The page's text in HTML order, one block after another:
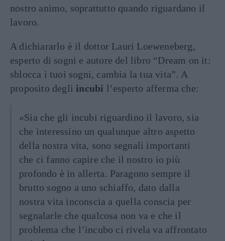
nostro animo, soprattutto quando riguardano il
lavoro.
A dichiararlo è il dottor Lauri Loeweneberg,
esperto di sogni e autore del libro “Dream on it:
sblocca i tuoi sogni, cambia la tua vita”. A
proposito degli incubi l’esperto afferma che:
«Sia che gli incubi riguardino il lavoro, sia
che interessino un qualunque altro aspetto
della nostra vita, sono segnali importanti
che ci fanno capire che il nostro io più
profondo è in allerta. Paragono sempre il
brutto sogno a uno schiaffo, dato dalla
nostra vita inconscia a quella conscia per
segnalarle che qualcosa non va e che il
problema che l’incubo ci rivela va affrontato